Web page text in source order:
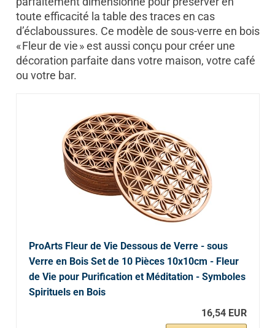
toute efficacité la table des traces en cas
d’éclaboussures. Ce modèle de sous-verre en bois
« Fleur de vie » est aussi conçu pour créer une
décoration parfaite dans votre maison, votre café
ou votre bar.
ProArts Fleur de Vie Dessous de Verre - sous
Verre en Bois Set de 10 Pièces 10x10cm - Fleur
de Vie pour Purification et Méditation - Symboles
Spirituels en Bois
16,54 EUR